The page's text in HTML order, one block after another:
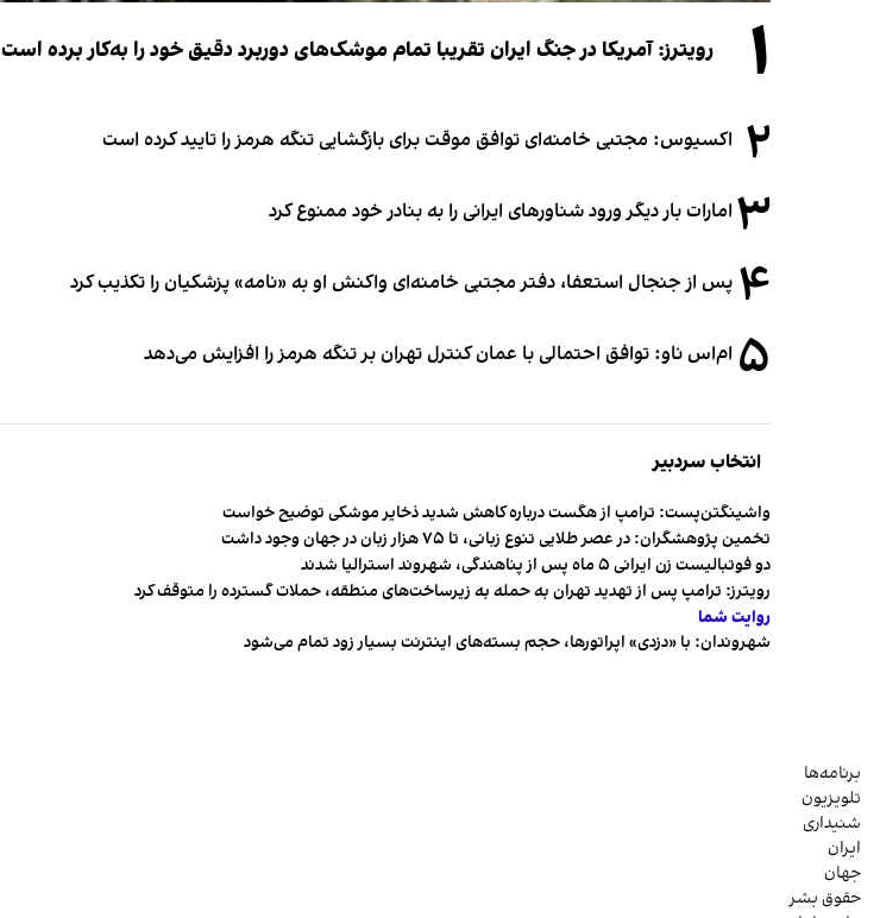
۱ رویترز: آمریکا در جنگ ایران تقریبا تمام موشک‌های دوربرد دقیق خود را به‌کار برده است
۲ اکسیوس: مجتبی خامنه‌ای توافق موقت برای بازگشایی تنگه هرمز را تایید کرده است
۳ امارات بار دیگر ورود شناورهای ایرانی را به بنادر خود ممنوع کرد
۴ پس از جنجال استعفا، دفتر مجتبی خامنه‌ای واکنش او به «نامه» پزشکیان را تکذیب کرد
۵ ام‌اس ناو: توافق احتمالی با عمان کنترل تهران بر تنگه هرمز را افزایش می‌دهد
انتخاب سردبیر
واشینگتن‌پست: ترامپ از هگست درباره کاهش شدید ذخایر موشکی توضیح خواست
تخمین پژوهشگران: در عصر طلایی تنوع زبانی، تا ۷۵ هزار زبان در جهان وجود داشت
دو فوتبالیست زن ایرانی ۵ ماه پس از پناهندگی، شهروند استرالیا شدند
رویترز: ترامپ پس از تهدید تهران به حمله به زیرساخت‌های منطقه، حملات گسترده را متوقف کرد
روایت شما
شهروندان:‌ با «دزدی» اپراتورها، حجم بسته‌های اینترنت بسیار زود تمام می‌شود
برنامه‌ها
تلویزیون
شنیداری
ایران
جهان
حقوق بشر